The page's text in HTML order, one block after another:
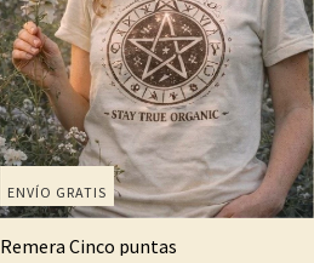
ENVÍO GRATIS
Remera Cinco puntas